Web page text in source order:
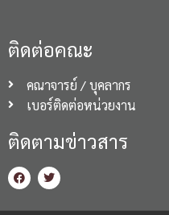
ติดต่อคณะ
คณาจารย์ / บุคลากร
เบอร์ติดต่อหน่วยงาน
ติดตามข่าวสาร